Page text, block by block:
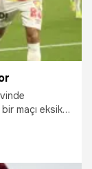
maçı eksik